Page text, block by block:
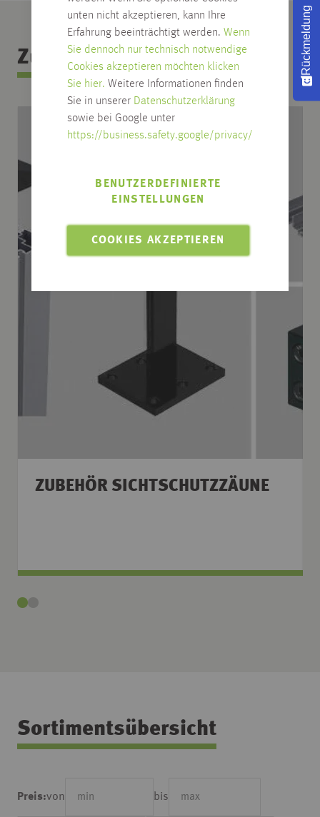
unten nicht akzeptieren, kann Ihre
Erfahrung beeinträchtigt werden. Wenn
Sie dennoch nur technisch notwendige
Cookies akzeptieren möchten klicken
Sie hier. Weitere Informationen finden
Sie in unserer Datenschutzerklärung
sowie bei Google unter
https://business.safety.google/privacy/
COOKIES AKZEPTIEREN
BENUTZERDEFINIERTE
EINSTELLUNGEN
Zubehör Kategorie
ZUBEHÖR SICHTSCHUTZZÄUNE
Sortimentsübersicht
Preis:von bis
Rückmeldung